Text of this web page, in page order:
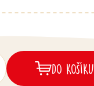
DO KOŠÍKU